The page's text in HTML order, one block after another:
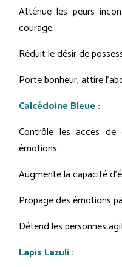
Atténue les peurs
courage.
Réduit le désir de
Porte bonheur, attire
Calcédoine Bleue :
Contrôle les accès de
émotions.
Augmente la capacité
Propage des émotions
Détend les personnes
Lapis Lazuli :